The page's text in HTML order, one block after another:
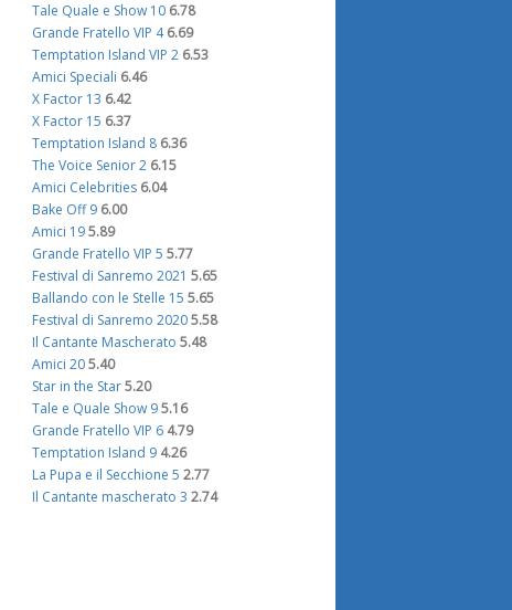
Tale Quale e Show 10 6.78
Grande Fratello VIP 4 6.69
Temptation Island VIP 2 6.53
Amici Speciali 6.46
X Factor 13 6.42
X Factor 15 6.37
Temptation Island 8 6.36
The Voice Senior 2 6.15
Amici Celebrities 6.04
Bake Off 9 6.00
Amici 195.89
Grande Fratello VIP 5 5.77
Festival di Sanremo 2021 5.65
Ballando con le Stelle 15 5.65
Festival di Sanremo 20205.58
Il Cantante Mascherato 5.48
Amici 205.40
Star in the Star5.20
Tale e Quale Show 95.16
Grande Fratello VIP 6 4.79
Temptation Island 9 4.26
La Pupa e il Secchione 5 2.77
Il Cantante mascherato 3 2.74